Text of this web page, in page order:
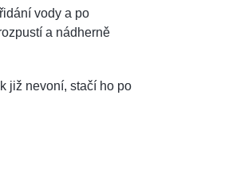
vody a po
a nádherně
již nevoní, stačí ho po